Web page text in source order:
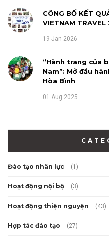
CÔNG BỐ KẾT
VIETNAM TRAVEL
19 Jan 2026
“Hành trang của
Nam”: Mở đầu
Hòa Bình
01 Aug 2025
Đào tạo nhân lực (1)
Hoạt động nội bộ (3)
Hoạt động thiện nguyện (43)
Hợp tác đào tạo (27)